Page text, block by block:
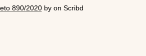
890/2020by on Scribd